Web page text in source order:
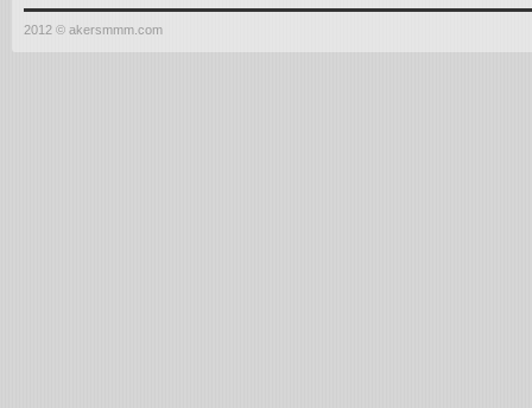
2012 © akersmmm.com